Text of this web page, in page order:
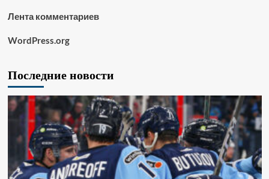
Лента комментариев
WordPress.org
Последние новости